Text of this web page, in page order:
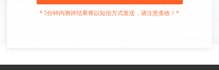
* 5分钟内测评结果将以短信方式发送，请注意查收！*